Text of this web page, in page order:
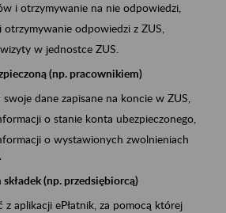
i otrzymywanie na nie odpowiedzi,
otrzymywanie odpowiedzi z ZUS,
w jednostce ZUS.
(np. pracownikiem)
swoje dane zapisane na koncie w ZUS,
o stanie konta ubezpieczonego,
o wystawionych zwolnieniach
(np. przedsiębiorcą)
z aplikacji ePłatnik, za pomocą której